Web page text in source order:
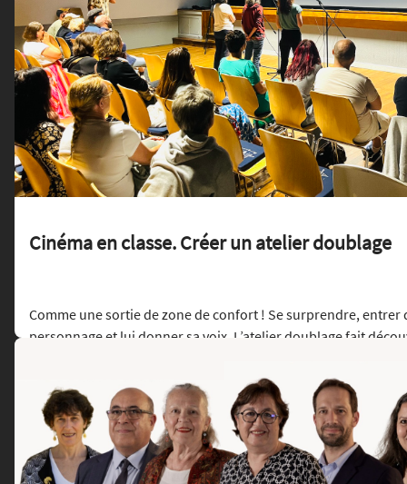
Cinéma en classe. Créer un atelier doublage
Comme une sortie de zone de confort ! Se surprendre, entrer
personnage et lui donner sa voix. L’atelier doublage fait
de la langue française, on se dit qu’il peut être prolongé en
Lire l'article